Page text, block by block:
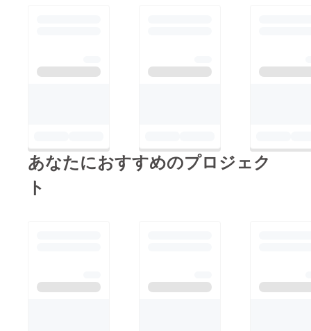
あなたにおすすめのプロジェク
ト